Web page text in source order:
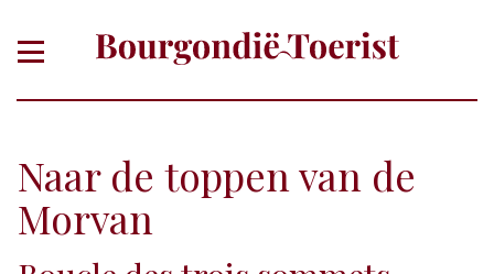
Naar de toppen van de
Morvan